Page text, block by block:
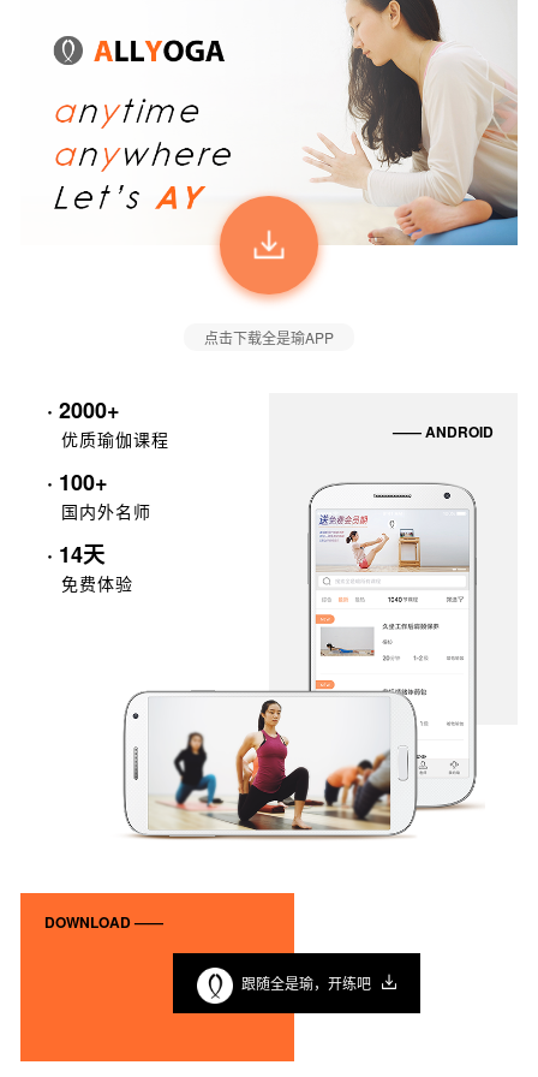
点击下载全是瑜APP
· 2000+
优质瑜伽课程
· 100+
国内外名师
· 14天
免费体验
—— ANDROID
DOWNLOAD ——
跟随全是瑜，开练吧